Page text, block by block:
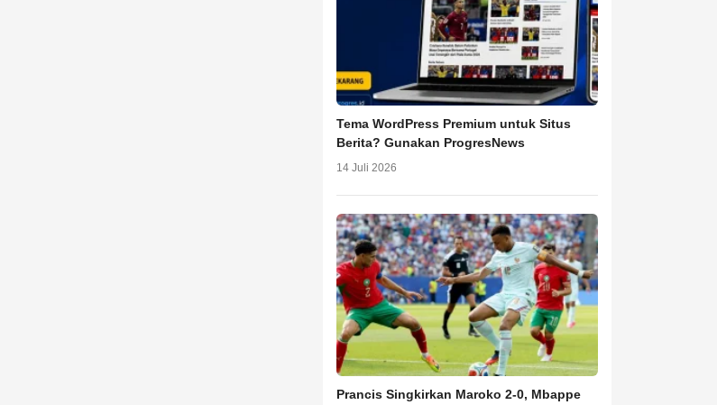
Tema WordPress Premium untuk Situs
Berita? Gunakan ProgresNews
14 Juli 2026
Prancis Singkirkan Maroko 2-0, Mbappe